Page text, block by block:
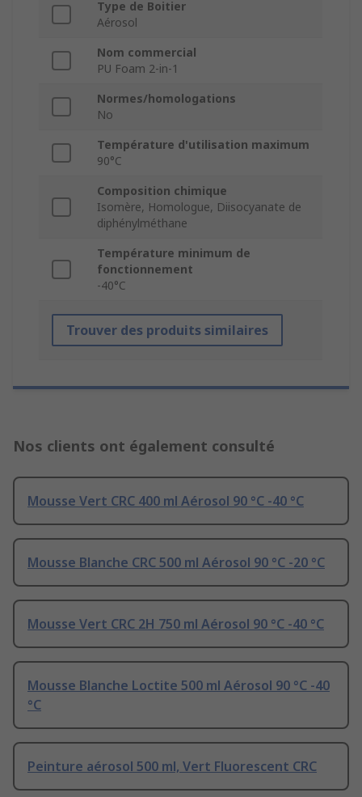
Type de Boitier
Aérosol
Nom commercial
PU Foam 2-in-1
Normes/homologations
No
Température d'utilisation maximum
90°C
Composition chimique
Isomère, Homologue, Diisocyanate de
diphénylméthane
Température minimum de
fonctionnement
-40°C
Trouver des produits similaires
Nos clients ont également consulté
Mousse Vert CRC 400 ml Aérosol 90 °C -40 °C
Mousse Blanche CRC 500 ml Aérosol 90 °C -20 °C
Mousse Vert CRC 2H 750 ml Aérosol 90 °C -40 °C
Mousse Blanche Loctite 500 ml Aérosol 90 °C -40
°C
Peinture aérosol 500 ml, Vert Fluorescent CRC